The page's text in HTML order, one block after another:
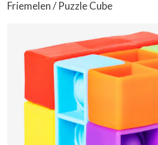
Friemelen/ Puzzle Cube